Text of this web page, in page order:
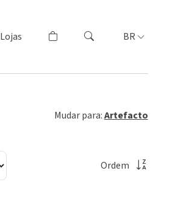
Lojas BR
Mudar para:Artefacto
Ordem